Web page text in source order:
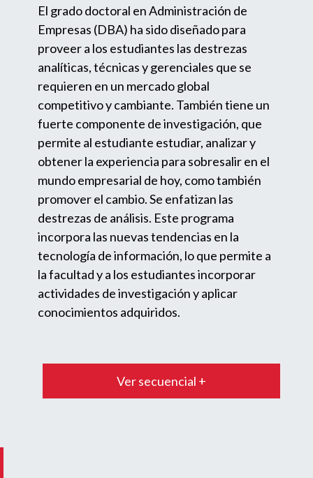
El grado doctoral en Administración de
Empresas (DBA) ha sido diseñado para
proveer a los estudiantes las destrezas
analíticas, técnicas y gerenciales que se
requieren en un mercado global
competitivo y cambiante. También tiene un
fuerte componente de investigación, que
permite al estudiante estudiar, analizar y
obtener la experiencia para sobresalir en el
mundo empresarial de hoy, como también
promover el cambio. Se enfatizan las
destrezas de análisis. Este programa
incorpora las nuevas tendencias en la
tecnología de información, lo que permite a
la facultad y a los estudiantes incorporar
actividades de investigación y aplicar
conocimientos adquiridos.
Ver secuencial +